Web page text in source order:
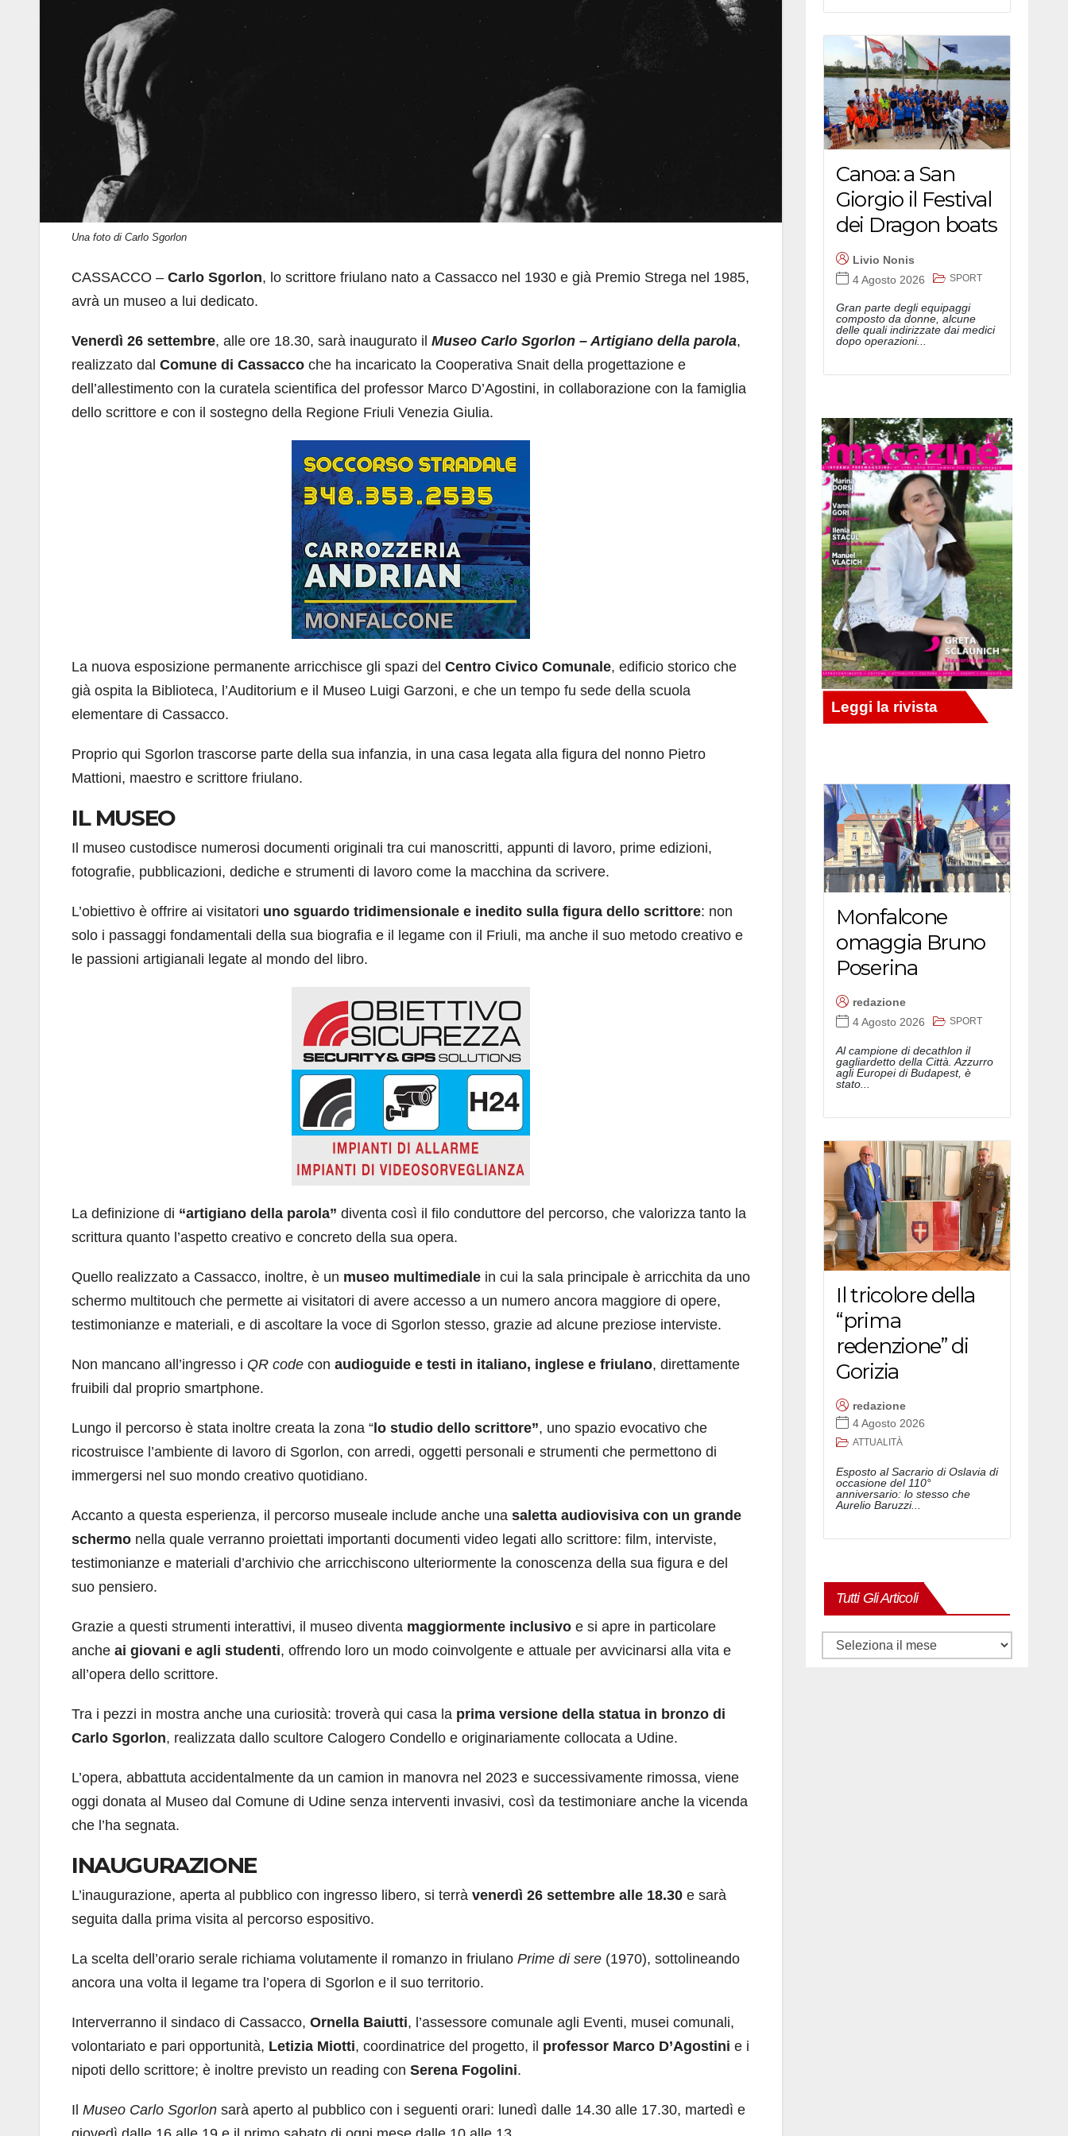
Una foto di Carlo Sgorlon
CASSACCO – Carlo Sgorlon, lo scrittore friulano nato a Cassacco nel 1930 e già Premio Strega nel 1985,
avrà un museo a lui dedicato.
Venerdì 26 settembre, alle ore 18.30, sarà inaugurato il Museo Carlo Sgorlon – Artigiano della parola,
realizzato dal Comune di Cassacco che ha incaricato la Cooperativa Snait della progettazione e
dell’allestimento con la curatela scientifica del professor Marco D’Agostini, in collaborazione con la famiglia
dello scrittore e con il sostegno della Regione Friuli Venezia Giulia.
La nuova esposizione permanente arricchisce gli spazi del Centro Civico Comunale, edificio storico che
già ospita la Biblioteca, l’Auditorium e il Museo Luigi Garzoni, e che un tempo fu sede della scuola
elementare di Cassacco.
Proprio qui Sgorlon trascorse parte della sua infanzia, in una casa legata alla figura del nonno Pietro
Mattioni, maestro e scrittore friulano.
IL MUSEO
Il museo custodisce numerosi documenti originali tra cui manoscritti, appunti di lavoro, prime edizioni,
fotografie, pubblicazioni, dediche e strumenti di lavoro come la macchina da scrivere.
L’obiettivo è offrire ai visitatori uno sguardo tridimensionale e inedito sulla figura dello scrittore: non
solo i passaggi fondamentali della sua biografia e il legame con il Friuli, ma anche il suo metodo creativo e
le passioni artigianali legate al mondo del libro.
La definizione di “artigiano della parola” diventa così il filo conduttore del percorso, che valorizza tanto la
scrittura quanto l’aspetto creativo e concreto della sua opera.
Quello realizzato a Cassacco, inoltre, è un museo multimediale in cui la sala principale è arricchita da uno
schermo multitouch che permette ai visitatori di avere accesso a un numero ancora maggiore di opere,
testimonianze e materiali, e di ascoltare la voce di Sgorlon stesso, grazie ad alcune preziose interviste.
Non mancano all’ingresso i QR code con audioguide e testi in italiano, inglese e friulano, direttamente
fruibili dal proprio smartphone.
Lungo il percorso è stata inoltre creata la zona “ lo studio dello scrittore”, uno spazio evocativo che
ricostruisce l’ambiente di lavoro di Sgorlon, con arredi, oggetti personali e strumenti che permettono di
immergersi nel suo mondo creativo quotidiano.
Accanto a questa esperienza, il percorso museale include anche una saletta audiovisiva con un grande
schermo nella quale verranno proiettati importanti documenti video legati allo scrittore: film, interviste,
testimonianze e materiali d’archivio che arricchiscono ulteriormente la conoscenza della sua figura e del
suo pensiero.
Grazie a questi strumenti interattivi, il museo diventa maggiormente inclusivo e si apre in particolare
anche ai giovani e agli studenti, offrendo loro un modo coinvolgente e attuale per avvicinarsi alla vita e
all’opera dello scrittore.
Tra i pezzi in mostra anche una curiosità: troverà qui casa la prima versione della statua in bronzo di
Carlo Sgorlon, realizzata dallo scultore Calogero Condello e originariamente collocata a Udine.
L’opera, abbattuta accidentalmente da un camion in manovra nel 2023 e successivamente rimossa, viene
oggi donata al Museo dal Comune di Udine senza interventi invasivi, così da testimoniare anche la vicenda
che l’ha segnata.
INAUGURAZIONE
L’inaugurazione, aperta al pubblico con ingresso libero, si terrà venerdì 26 settembre alle 18.30 e sarà
seguita dalla prima visita al percorso espositivo.
La scelta dell’orario serale richiama volutamente il romanzo in friulano Prime di sere (1970), sottolineando
ancora una volta il legame tra l’opera di Sgorlon e il suo territorio.
Interverranno il sindaco di Cassacco, Ornella Baiutti, l’assessore comunale agli Eventi, musei comunali,
volontariato e pari opportunità, Letizia Miotti, coordinatrice del progetto, il professor Marco D’Agostini e i
nipoti dello scrittore; è inoltre previsto un reading con Serena Fogolini.
Il Museo Carlo Sgorlon sarà aperto al pubblico con i seguenti orari: lunedì dalle 14.30 alle 17.30, martedì e
Canoa: a San
Giorgio il Festival
dei Dragon boats
Livio Nonis
4 Agosto 2026
SPORT
Gran parte degli equipaggi
composto da donne, alcune
delle quali indirizzate dai medici
dopo operazioni...
Monfalcone
omaggia Bruno
Poserina
redazione
4 Agosto 2026
SPORT
Al campione di decathlon il
gagliardetto della Città. Azzurro
agli Europei di Budapest, è
stato...
Il tricolore della
“prima
redenzione” di
Gorizia
redazione
4 Agosto 2026
ATTUALITÀ
Esposto al Sacrario di Oslavia di
occasione del 110°
anniversario: lo stesso che
Aurelio Baruzzi...
Tutti Gli Articoli
Tutti